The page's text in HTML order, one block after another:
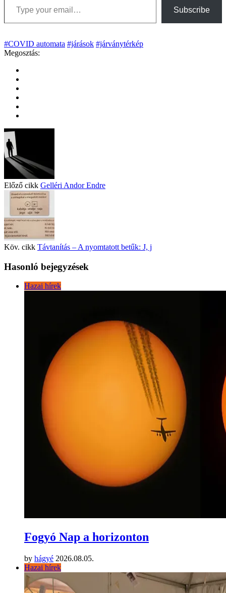
Subscribe
#COVID automata #járások #járványtérkép
Megosztás:
Előző cikk Gelléri Andor Endre
Köv. cikk Távtanítás – A nyomtatott betűk: J, j
Hasonló bejegyzések
Hazai hírek
Fogyó Nap a horizonton
by hágyé 2026.08.05.
Hazai hírek